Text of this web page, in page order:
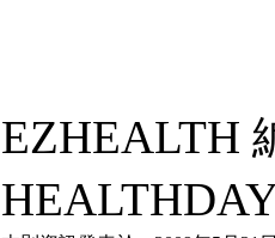
EZHEALTH